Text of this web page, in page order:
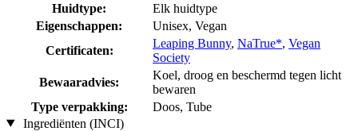
Huidtype:
Elk huidtype
Eigenschappen:
Unisex, Vegan
Certificaten:
Leaping Bunny, NaTrue*, Vegan
Society
Bewaaradvies:
Koel, droog en beschermd tegen licht
bewaren
Type verpakking:
Doos, Tube
Ingrediënten (INCI)